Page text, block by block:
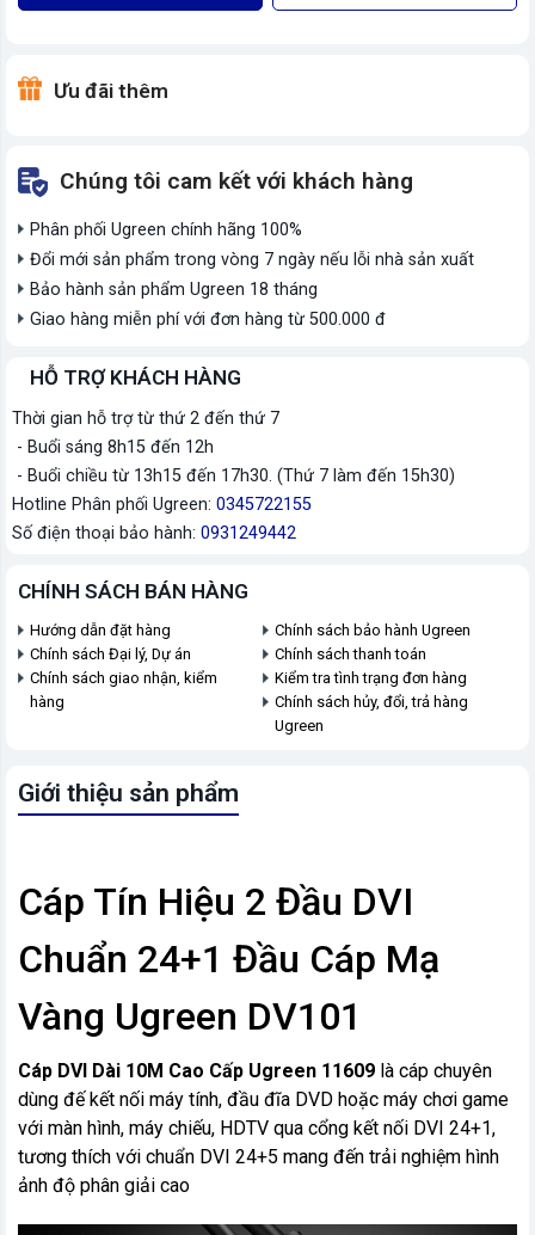
Ưu đãi thêm
Chúng tôi cam kết với khách hàng
Phân phối Ugreen chính hãng 100%
Đổi mới sản phẩm trong vòng 7 ngày nếu lỗi nhà sản xuất
Bảo hành sản phẩm Ugreen 18 tháng
Giao hàng miễn phí với đơn hàng từ 500.000 đ
HỖ TRỢ KHÁCH HÀNG
Thời gian hỗ trợ từ thứ 2 đến thứ 7
- Buổi sáng 8h15 đến 12h
- Buổi chiều từ 13h15 đến 17h30. (Thứ 7 làm đến 15h30)
Hotline Phân phối Ugreen: 0345722155
Số điện thoại bảo hành: 0931249442
CHÍNH SÁCH BÁN HÀNG
Hướng dẫn đặt hàng
Chính sách bảo hành Ugreen
Chính sách Đại lý, Dự án
Chính sách thanh toán
Chính sách giao nhận, kiểm
hàng
Kiểm tra tình trạng đơn hàng
Chính sách hủy, đổi, trả hàng
Ugreen
Giới thiệu sản phẩm
Cáp Tín Hiệu 2 Đầu DVI
Chuẩn 24+1 Đầu Cáp Mạ
Vàng Ugreen DV101
Cáp DVI Dài 10M Cao Cấp Ugreen 11609 là cáp chuyên
dùng đế kết nối máy tính, đầu đĩa DVD hoặc máy chơi game
với màn hình, máy chiếu, HDTV qua cổng kết nối DVI 24+1,
tương thích với chuẩn DVI 24+5 mang đến trải nghiệm hình
ảnh độ phân giải cao